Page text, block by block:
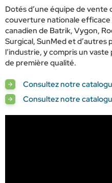
Dotés d’une équipe de vente
couverture nationale
canadien de Batrik, Vygon,
Surgical, SunMed et d’autres
l’industrie, y compris un
de première qualité.
Consultez notre
Consultez notre